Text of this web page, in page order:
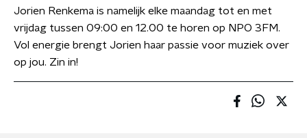
Jorien Renkema is namelijk elke maandag tot en met
vrijdag tussen 09:00 en 12.00 te horen op NPO 3FM.
Vol energie brengt Jorien haar passie voor muziek over
op jou. Zin in!